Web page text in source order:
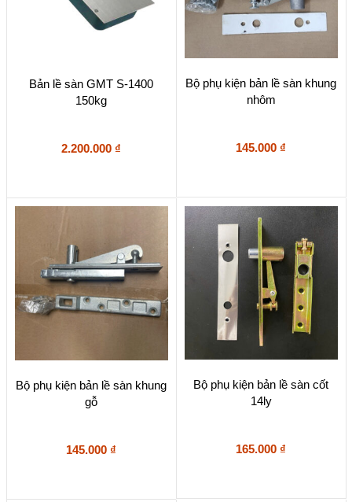
Bản lề sàn GMT S-1400
150kg
2.200.000 ₫
Bộ phụ kiện bản lề sàn khung
nhôm
145.000 ₫
Bộ phụ kiện bản lề sàn khung
gỗ
145.000 ₫
Bộ phụ kiện bản lề sàn cốt
14ly
165.000 ₫